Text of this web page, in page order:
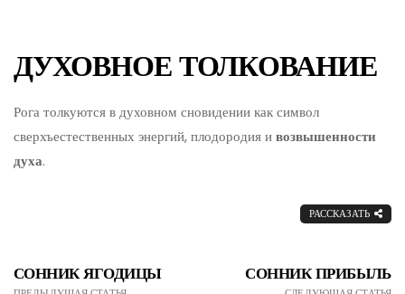
ДУХОВНОЕ ТОЛКОВАНИЕ
Рога толкуются в духовном сновидении как символ
сверхъестественных энергий, плодородия ивозвышенности
духа.
РАССКАЗАТЬ
СОННИК ЯГОДИЦЫ СОННИК ПРИБЫЛЬ